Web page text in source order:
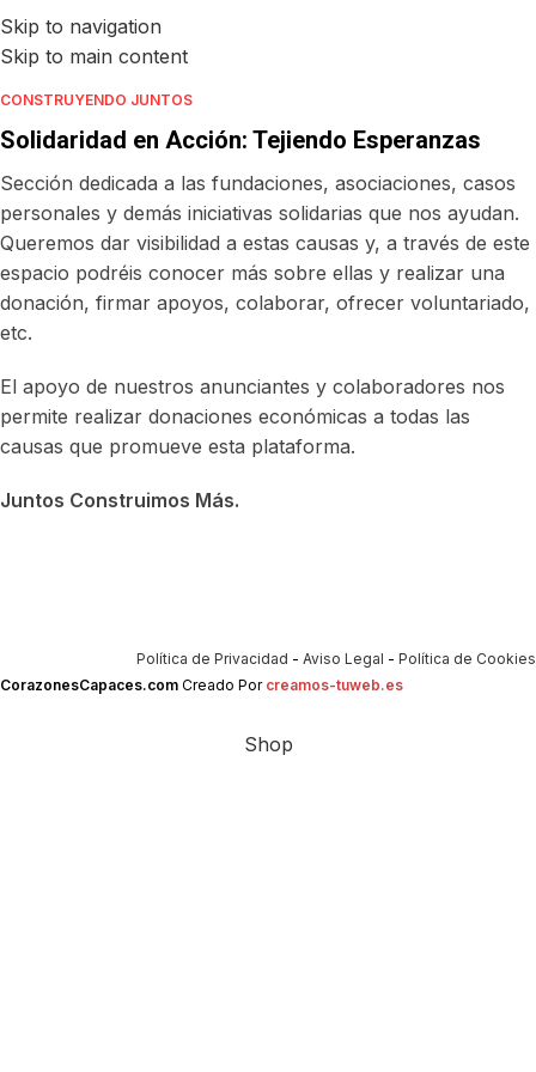
Skip to navigation
Skip to main content
CONSTRUYENDO JUNTOS
Solidaridad en Acción: Tejiendo Esperanzas
Sección dedicada a las fundaciones, asociaciones, casos
personales y demás iniciativas solidarias que nos ayudan.
Queremos dar visibilidad a estas causas y, a través de este
espacio podréis conocer más sobre ellas y realizar una
donación, firmar apoyos, colaborar, ofrecer voluntariado,
etc.
El apoyo de nuestros anunciantes y colaboradores nos
permite realizar donaciones económicas a todas las
causas que promueve esta plataforma.
Juntos Construimos Más.
Política de Privacidad - Aviso Legal - Política de Cookies
CorazonesCapaces.com Creado Por creamos-tuweb.es
Shop